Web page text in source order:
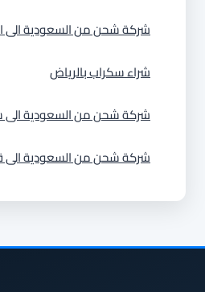
شركة شحن من السعودية الى
شراء سكراب بالرياض
شركة شحن من السعودية
شركة شحن من السعودية الى